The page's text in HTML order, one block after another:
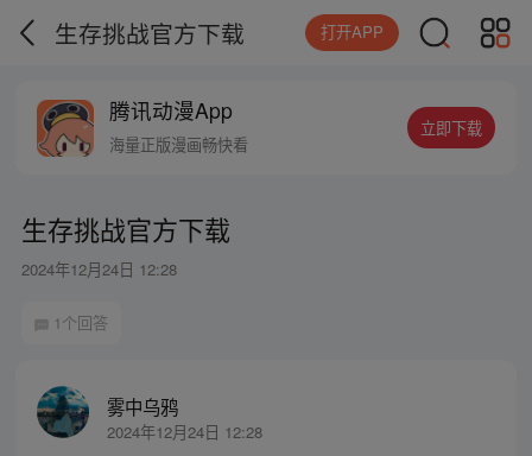
生存挑战官方下载 打开APP
腾讯动漫App
海量正版漫画畅快看
立即下载
生存挑战官方下载
2024年12月24日 12:28
1个回答
雾中乌鸦
2024年12月24日 12:28